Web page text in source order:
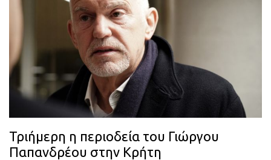
Τριήμερη η περιοδεία του Γιώργου
Παπανδρέου στην Κρήτη